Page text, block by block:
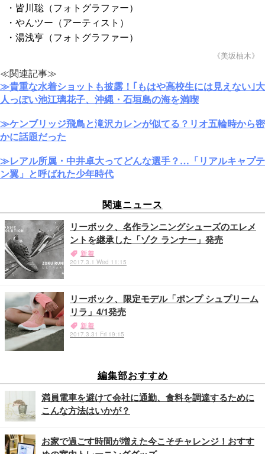
・皆川聡（フォトグラファー）
・やんツー（アーティスト）
・湯浅亨（フォトグラファー）
《美坂柚木》
≪関連記事≫
≫貴重な水着ショットも披露！｢もはや高校生には見えない｣大
人っぽい池江璃花子、沖縄・石垣島の海を満喫
≫ケンブリッジ飛鳥と滝沢カレンが似てる？リオ五輪時から密
かに話題だった
≫レアル所属・中井卓大ってどんな選手？…「リアルキャプテ
ン翼」と呼ばれた少年時代
関連ニュース
リーボック、名作ランニングシューズのエレメ
ントを継承した「ゾク ランナー」発売
新着
2017.3.1 Wed 11:15
リーボック、限定モデル「ポンプ シュプリーム
リラ」4/1発売
新着
2017.3.31 Fri 19:15
編集部おすすめ
満員電車を避けて会社に通勤、食料を調達するために
こんな方法はいかが？
お家で過ごす時間が増えた今こそチャレンジ！おすす